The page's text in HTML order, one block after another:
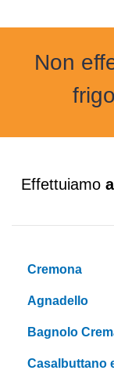
Non
Effettuiamo
Cremona
Agnadello
Bagnolo
Casalbuttano